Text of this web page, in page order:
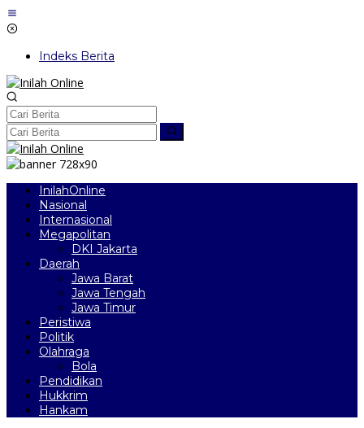
Lewati
ke
Indeks Berita
InilahOnline
Nasional
Internasional
Megapolitan
DKI Jakarta
Daerah
Jawa Barat
Jawa Tengah
Jawa Timur
Peristiwa
Politik
Olahraga
Bola
Pendidikan
Hukkrim
Hankam